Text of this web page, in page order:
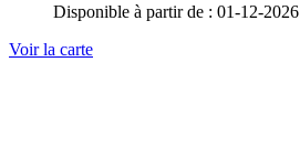
Disponible à partir de : 01-12-2026
Voir la carte